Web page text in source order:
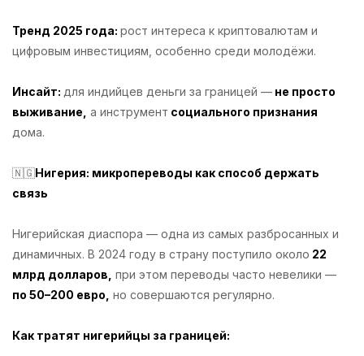
Тренд 2025 года: рост интереса к криптовалютам и
цифровым инвестициям, особенно среди молодёжи.
Инсайт: для индийцев деньги за границей — не просто
выживание, а инструмент социального признания
дома.
🇳🇬Нигерия: микропереводы как способ держать
связь
Нигерийская диаспора — одна из самых разбросанных и
динамичных. В 2024 году в страну поступило около 22
млрд долларов, при этом переводы часто невелики —
по 50–200 евро, но совершаются регулярно.
Как тратят нигерийцы за границей: